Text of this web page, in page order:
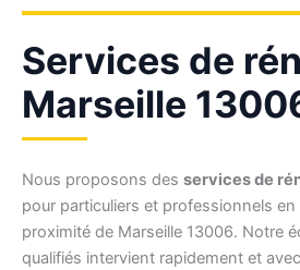
Services de
Marseille
Nous proposons des services de
pour particuliers et professionnels
proximité de Marseille 13006. Notre
qualifiés intervient rapidement et